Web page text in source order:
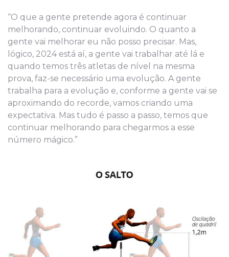
“O que a gente pretende agora é continuar
melhorando, continuar evoluindo. O quanto a
gente vai melhorar eu não posso precisar. Mas,
lógico, 2024 está aí, a gente vai trabalhar até lá e
quando temos três atletas de nível na mesma
prova, faz-se necessário uma evolução. A gente
trabalha para a evolução e, conforme a gente vai se
aproximando do recorde, vamos criando uma
expectativa. Mas tudo é passo a passo, temos que
continuar melhorando para chegarmos a esse
número mágico.”